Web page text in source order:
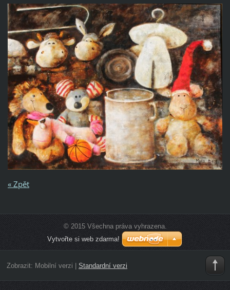
« Zpět
© 2015 Všechna práva vyhrazena.
Vytvořte si web zdarma!
Zobrazit: Mobilní verzi Standardní verzi